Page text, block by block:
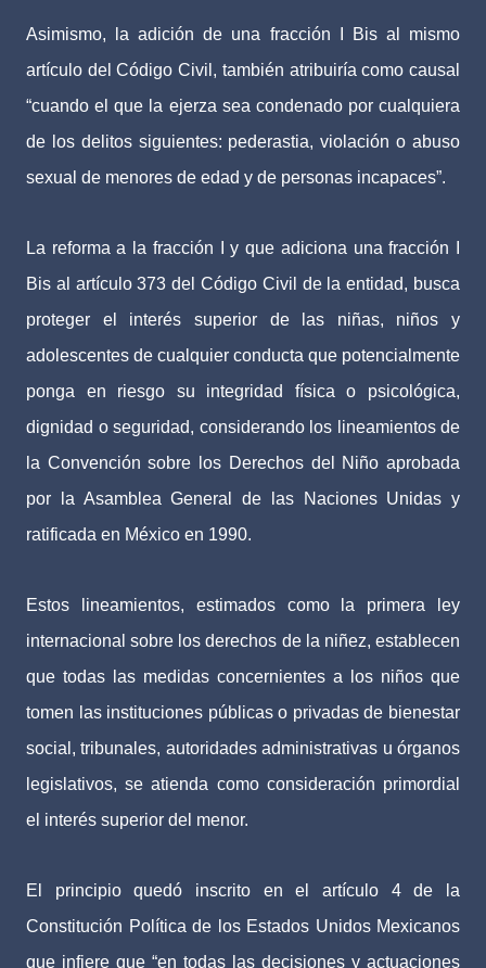
Asimismo, la adición de una fracción I Bis al mismo
artículo del Código Civil, también atribuiría como causal
“cuando el que la ejerza sea condenado por cualquiera
de los delitos siguientes: pederastia, violación o abuso
sexual de menores de edad y de personas incapaces”.
La reforma a la fracción I y que adiciona una fracción I
Bis al artículo 373 del Código Civil de la entidad, busca
proteger el interés superior de las niñas, niños y
adolescentes de cualquier conducta que potencialmente
ponga en riesgo su integridad física o psicológica,
dignidad o seguridad, considerando los lineamientos de
la Convención sobre los Derechos del Niño aprobada
por la Asamblea General de las Naciones Unidas y
ratificada en México en 1990.
Estos lineamientos, estimados como la primera ley
internacional sobre los derechos de la niñez, establecen
que todas las medidas concernientes a los niños que
tomen las instituciones públicas o privadas de bienestar
social, tribunales, autoridades administrativas u órganos
legislativos, se atienda como consideración primordial
el interés superior del menor.
El principio quedó inscrito en el artículo 4 de la
Constitución Política de los Estados Unidos Mexicanos
que infiere que “en todas las decisiones y actuaciones